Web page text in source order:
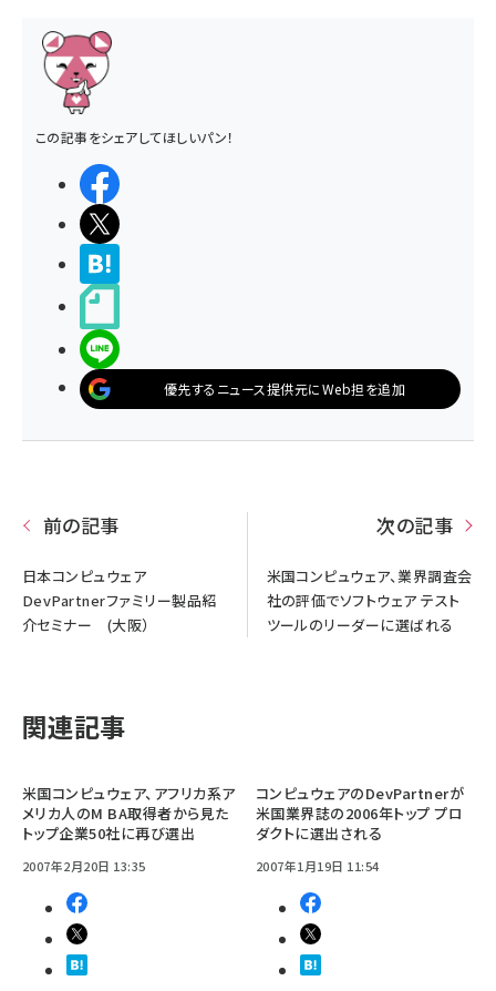
この記事をシェアしてほしいパン！
優先するニュース提供元にWeb担を追加
前の記事
日本コンピュウェア
DevPartnerファミリー製品紹
介セミナー (大阪）
次の記事
米国コンピュウェア、業界調査会
社の評価でソフトウェア テスト
ツールのリーダーに選ばれる
関連記事
米国コンピュウェア、アフリカ系ア
メリカ人のM BA取得者から見た
トップ企業50社に再び選出
2007年2月20日 13:35
コンピュウェアのDevPartnerが
米国業界誌の2006年トップ プロ
ダクトに選出される
2007年1月19日 11:54